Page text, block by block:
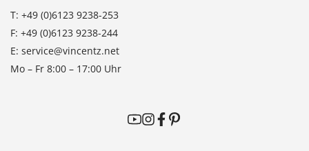
T: +49 (0)6123 9238-253
F: +49 (0)6123 9238-244
E: service@vincentz.net
Mo – Fr 8:00 – 17:00 Uhr